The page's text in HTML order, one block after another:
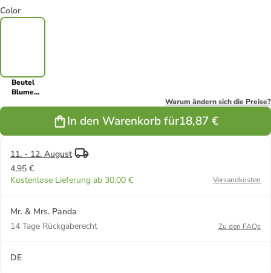
Color
Beutel
Blume
ohne Spruch
Warum ändern sich die Preise?
In den Warenkorb für18,87 €
11. - 12. August
4,95 €
Kostenlose Lieferung ab 30,00 €
Versandkosten
Mr. & Mrs. Panda
14 Tage Rückgaberecht
Zu den FAQs
DE